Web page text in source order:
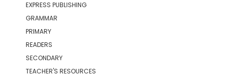
EXPRESS PUBLISHING
GRAMMAR
PRIMARY
READERS
SECONDARY
TEACHER'S RESOURCES